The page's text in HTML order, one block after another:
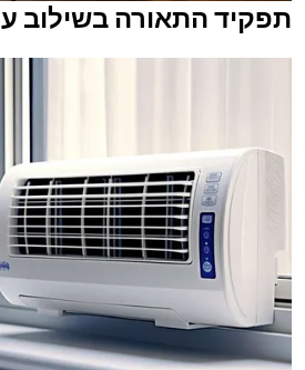
תפקיד התאורה בשילוב